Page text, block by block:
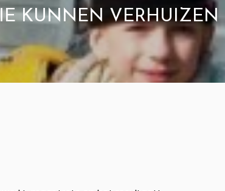
KUNNEN VERHUIZEN